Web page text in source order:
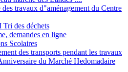
des travaux d"aménagement du Centre
des déchets
demandes en ligne
Scolaires
des transports pendant les travaux
du Marché Hedomadaire